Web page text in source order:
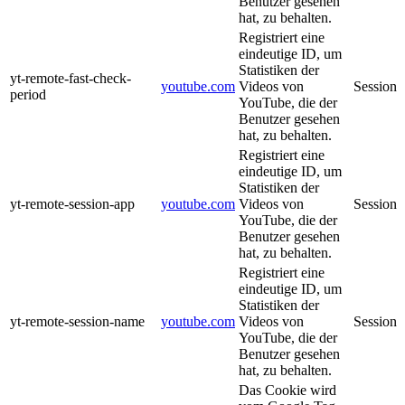
hat, zu behalten.
yt-remote-fast-check-
period
youtube.com
Registriert eine
eindeutige ID, um
Statistiken der
Videos von
YouTube, die der
Benutzer gesehen
hat, zu behalten.
Session
yt-remote-session-app youtube.com
Registriert eine
eindeutige ID, um
Statistiken der
Videos von
YouTube, die der
Benutzer gesehen
hat, zu behalten.
Session
yt-remote-session-name youtube.com
Registriert eine
eindeutige ID, um
Statistiken der
Videos von
YouTube, die der
Benutzer gesehen
hat, zu behalten.
Session
Das Cookie wird